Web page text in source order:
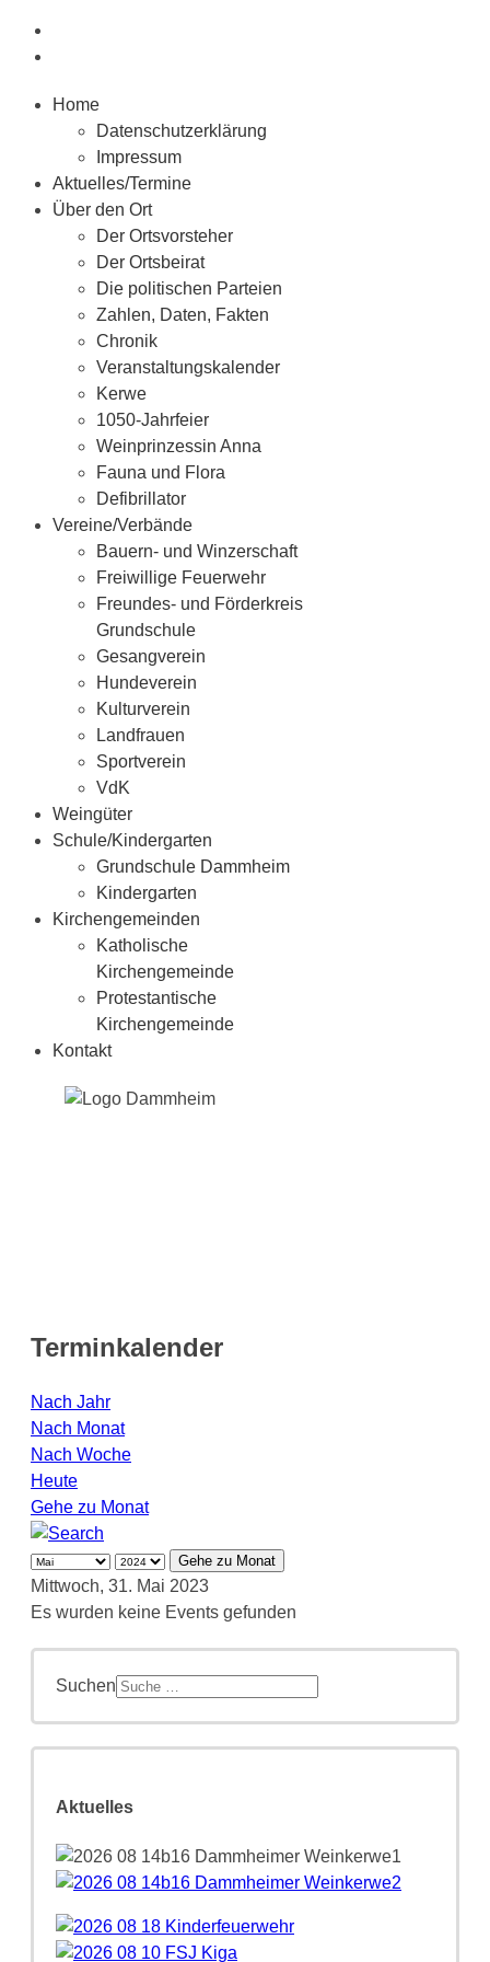
Home
Datenschutzerklärung
Impressum
Aktuelles/Termine
Über den Ort
Der Ortsvorsteher
Der Ortsbeirat
Die politischen Parteien
Zahlen, Daten, Fakten
Chronik
Veranstaltungskalender
Kerwe
1050-Jahrfeier
Weinprinzessin Anna
Fauna und Flora
Defibrillator
Vereine/Verbände
Bauern- und Winzerschaft
Freiwillige Feuerwehr
Freundes- und Förderkreis
Grundschule
Gesangverein
Hundeverein
Kulturverein
Landfrauen
Sportverein
VdK
Weingüter
Schule/Kindergarten
Grundschule Dammheim
Kindergarten
Kirchengemeinden
Katholische
Kirchengemeinde
Protestantische
Kirchengemeinde
Kontakt
Terminkalender
Nach Jahr
Nach Monat
Nach Woche
Heute
Gehe zu Monat
Gehe zu Monat
Mittwoch, 31. Mai 2023
Es wurden keine Events gefunden
Suchen
Aktuelles